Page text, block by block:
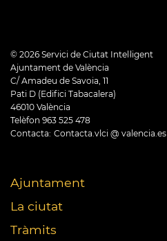
© 2026 Servici de Ciutat Intel·ligent
Ajuntament de València
C/ Amadeu de Savoia, 11
Pati D (Edifici Tabacalera)
46010 València
Telèfon 963 525 478
Contacta: Contacta.vlci @ valencia.es
Ajuntament
La ciutat
Tràmits